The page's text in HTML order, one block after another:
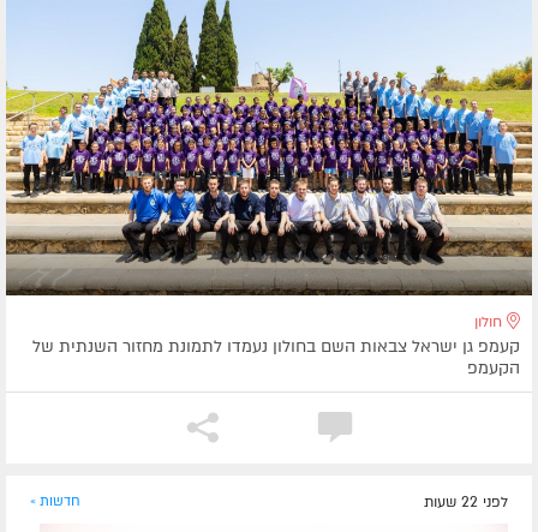
חולון
קעמפ גן ישראל צבאות השם בחולון נעמדו לתמונת מחזור השנתית של
הקעמפ
לפני 22 שעות חדשות »